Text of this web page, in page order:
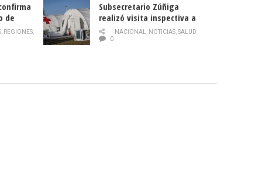
de
, REGIONES,
Subsecretario Zúñiga
realizó visita inspectiva a
Hospital Modular Sótero del
Río
NACIONAL, NOTICIAS,SALUD
0